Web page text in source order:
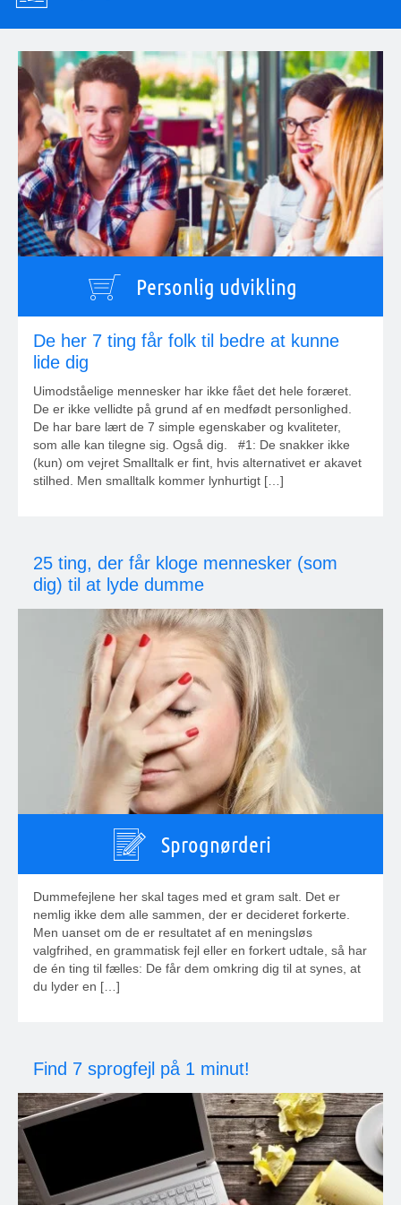
Personlig udvikling
De her 7 ting får folk til bedre at kunne
lide dig
Uimodståelige mennesker har ikke fået det hele foræret.
De er ikke vellidte på grund af en medfødt personlighed.
De har bare lært de 7 simple egenskaber og kvaliteter,
som alle kan tilegne sig. Også dig. #1: De snakker ikke
(kun) om vejret Smalltalk er fint, hvis alternativet er akavet
stilhed. Men smalltalk kommer lynhurtigt […]
25 ting, der får kloge mennesker (som
dig) til at lyde dumme
Sprognørderi
Dummefejlene her skal tages med et gram salt. Det er
nemlig ikke dem alle sammen, der er decideret forkerte.
Men uanset om de er resultatet af en meningsløs
valgfrihed, en grammatisk fejl eller en forkert udtale, så har
de én ting til fælles: De får dem omkring dig til at synes, at
du lyder en […]
Find 7 sprogfejl på 1 minut!